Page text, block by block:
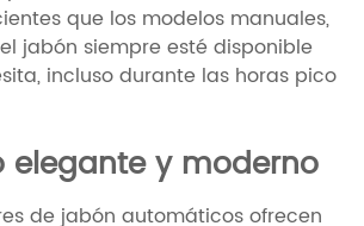
que los modelos manuales,
jabón siempre esté disponible
incluso durante las horas pico
elegante y moderno
de jabón automáticos ofrecen